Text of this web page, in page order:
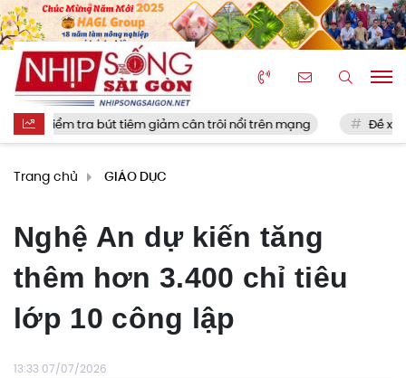
kiểm tra bút tiêm giảm cân trôi nổi trên mạng Đề xuất
Trang chủ GIÁO DỤC
Nghệ An dự kiến tăng
thêm hơn 3.400 chỉ tiêu
lớp 10 công lập
13:33 07/07/2026